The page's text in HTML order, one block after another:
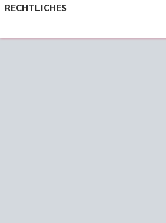
RECHTLICHES